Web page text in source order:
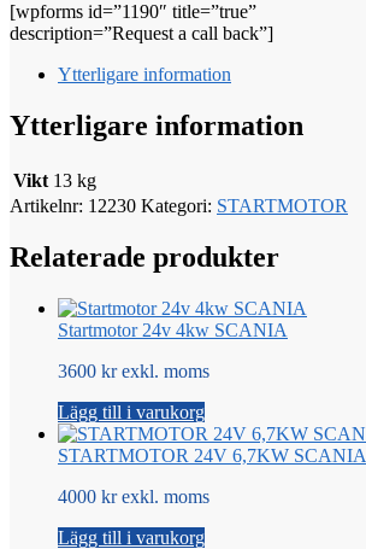
[wpforms id=”1190″ title=”true”
description=”Request a call back”]
Ytterligare information
Ytterligare information
Vikt 13 kg
Artikelnr: 12230 Kategori: STARTMOTOR
Relaterade produkter
Startmotor 24v 4kw SCANIA
3600 kr exkl. moms
Lägg till i varukorg
STARTMOTOR 24V 6,7KW SCANIA
4000 kr exkl. moms
Lägg till i varukorg